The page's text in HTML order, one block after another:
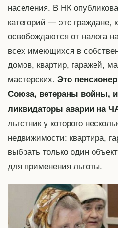
населения. В НК
категорий — это граждане,
освобождаются от налога
всех имеющихся в
домов, квартир, гаражей,
мастерских. Это
Союза, ветераны войны,
ликвидаторы аварии на
льготник у которого
недвижимости: квартира,
выбрать только один
для применения льготы.